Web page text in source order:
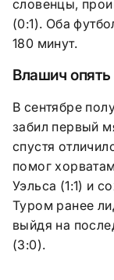
словенцы,
(0:1). Оба
180 минут.
Влашич
В сентябре
забил первый
спустя
помог
Уэльса (1:1) и
Туром ранее
выйдя на
(3:0).